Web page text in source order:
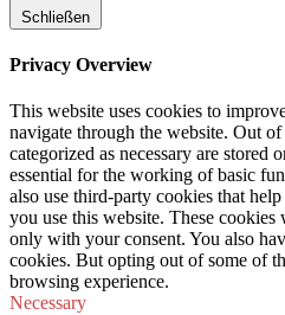
Schließen
Privacy Overview
This website uses cookies to
navigate through the website. Out of
categorized as necessary are stored
essential for the working of basic
also use third-party cookies that
you use this website. These
only with your consent. You also
cookies. But opting out of some of
browsing experience.
Necessary